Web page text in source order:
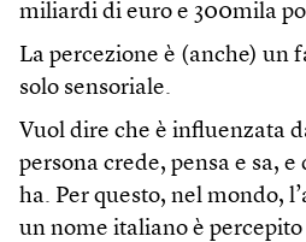
miliardi di euro e 300mila
La percezione è (anche) un
solo sensoriale.
Vuol dire che è influenzata
persona crede, pensa e sa,
ha. Per questo, nel mondo,
un nome italiano è